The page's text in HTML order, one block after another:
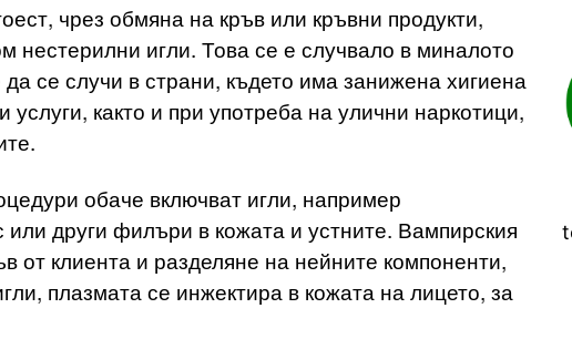
чрез обмяна на кръв или кръвни продукти,
нестерилни игли. Това се е случвало в миналото
се случи в страни, където има занижена хигиена
както и при употреба на улични наркотици,
обаче включват игли, например
или други филъри в кожата и устните. Вампирския
от клиента и разделяне на нейните компоненти,
плазмата се инжектира в кожата на лицето, за